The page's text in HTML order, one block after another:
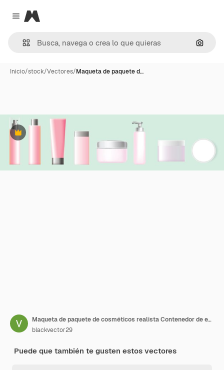
Close menu
Magnific
Inicio/stock/Vectores/Maqueta de paquete d…
Premium
Maqueta de paquete de cosméticos realista Contenedor de exhibición de producto Ilustración de belleza
blackvector29
Puede que también te gusten estos vectores